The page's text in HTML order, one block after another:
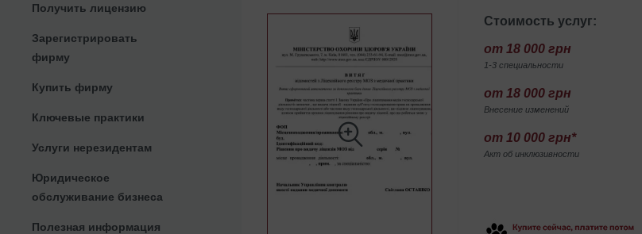
Получить лицензию
Зарегистрировать
фирму
Купить фирму
Ключевые практики
Услуги нерезидентам
Юридическое
обслуживание бизнеса
Полезная информация
Стоимость услуг:
от 18 000 грн
1-3 специальности
от 18 000 грн
Внесение изменений
от 10 000 грн*
Акт об инклюзивности